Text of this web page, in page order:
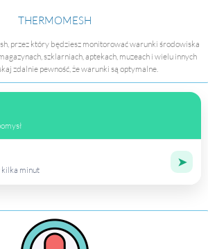
THERMOMESH
przez który będziesz monitorować warunki środowiska
szklarniach, aptekach, muzeach i wielu innych
zdalnie pewność, że warunki są optymalne.
minut
➤